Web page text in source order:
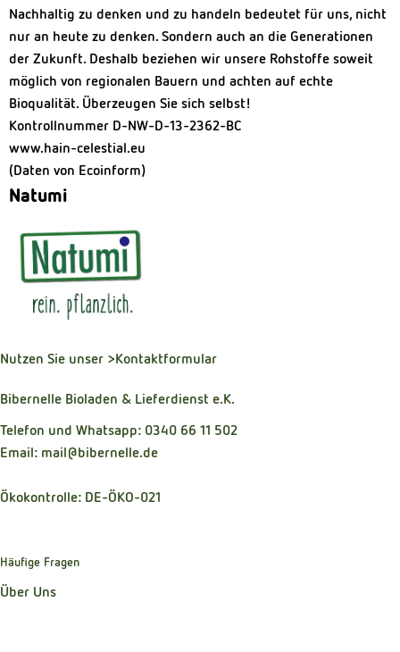
Nachhaltig zu denken und zu handeln bedeutet für uns, nicht
nur an heute zu denken. Sondern auch an die Generationen
der Zukunft. Deshalb beziehen wir unsere Rohstoffe soweit
möglich von regionalen Bauern und achten auf echte
Bioqualität. Überzeugen Sie sich selbst!
Kontrollnummer D-NW-D-13-2362-BC
www.hain-celestial.eu
(Daten von Ecoinform)
Natumi
Nutzen Sie unser >Kontaktformular
Bibernelle Bioladen & Lieferdienst e.K.
Telefon und Whatsapp: 0340 66 11 502
Email: mail@bibernelle.de
Ökokontrolle: DE-ÖKO-021
Häufige Fragen
Über Uns